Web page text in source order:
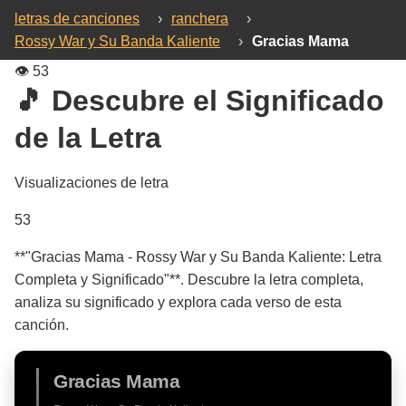
letras de canciones › ranchera
›
Rossy War y Su Banda Kaliente
› Gracias Mama
👁️ 53
🎵 Descubre el Significado
de la Letra
Visualizaciones de letra
53
**"Gracias Mama - Rossy War y Su Banda Kaliente: Letra
Completa y Significado"**. Descubre la letra completa,
analiza su significado y explora cada verso de esta
canción.
Gracias Mama